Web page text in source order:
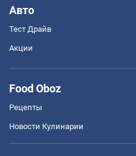
Авто
Тест Драйв
Акции
Food Oboz
Рецепты
Новости Кулинарии